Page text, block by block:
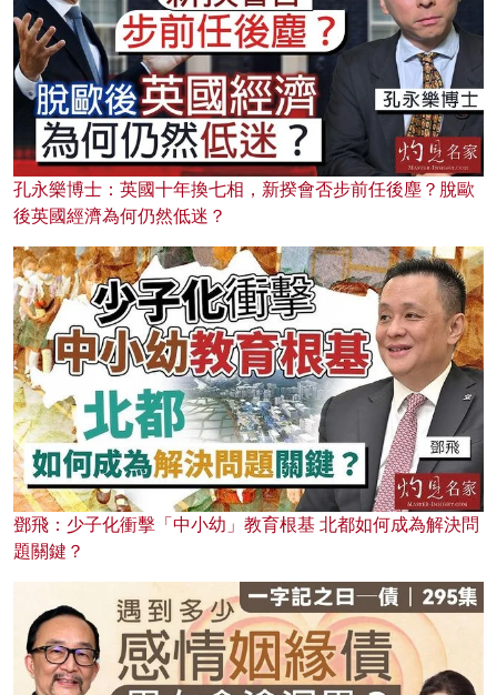
孔永樂博士：英國十年換七相，新揆會否步前任後塵？脫歐
後英國經濟為何仍然低迷？
鄧飛：少子化衝擊「中小幼」教育根基 北都如何成為解決問
題關鍵？